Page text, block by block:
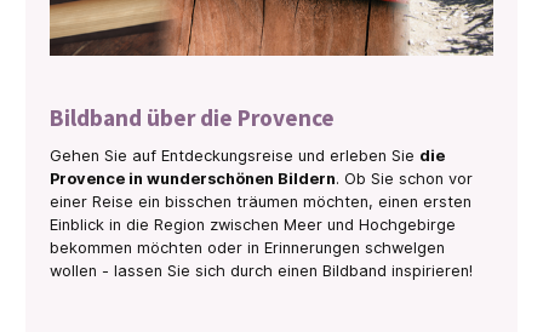
Bildband über die Provence
Gehen Sie auf Entdeckungsreise und erleben Sie die
Provence in wunderschönen Bildern. Ob Sie schon vor
einer Reise ein bisschen träumen möchten, einen ersten
Einblick in die Region zwischen Meer und Hochgebirge
bekommen möchten oder in Erinnerungen schwelgen
wollen - lassen Sie sich durch einen Bildband inspirieren!